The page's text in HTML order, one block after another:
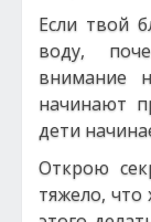
Если твой
воду,
внимание
начинают
дети
Открою
тяжело,